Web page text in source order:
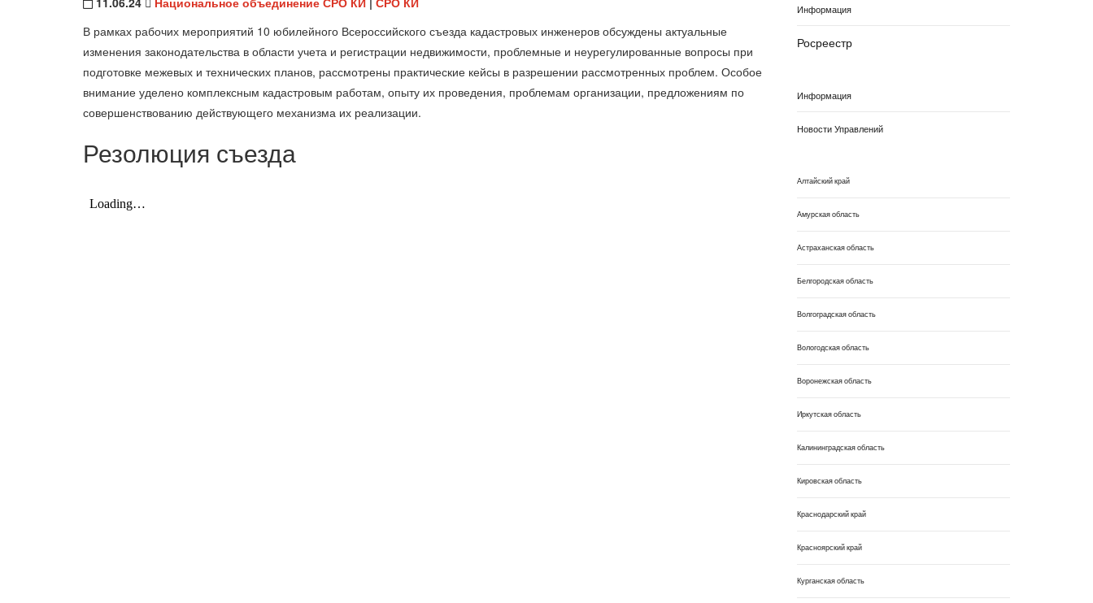
В рамках рабочих мероприятий 10 юбилейного Всероссийского съезда кадастровых инженеров обсуждены актуальные
изменения законодательства в области учета и регистрации недвижимости, проблемные и неурегулированные вопросы при
подготовке межевых и технических планов, рассмотрены практические кейсы в разрешении рассмотренных проблем. Особое
внимание уделено комплексным кадастровым работам, опыту их проведения, проблемам организации, предложениям по
совершенствованию действующего механизма их реализации.
Резолюция съезда
Информация
Росреестр
Информация
Новости Управлений
Алтайский край
Амурская область
Астраханская область
Белгородская область
Волгоградская область
Вологодская область
Воронежская область
Иркутская область
Калининградская область
Кировская область
Краснодарский край
Красноярский край
Курганская область